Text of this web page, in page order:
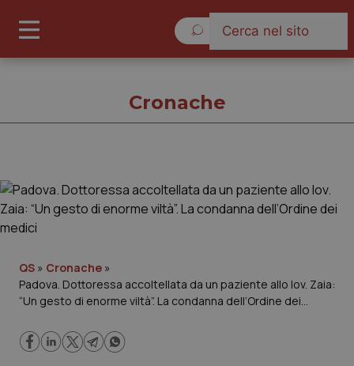
Cronache
Governo e Parlamento
Regioni e Asl
Lavoro e Professioni
Cronache
QS » Cronache »
Padova. Dottoressa accoltellata da un paziente allo Iov. Zaia:
“Un gesto di enorme viltà”. La condanna dell’Ordine dei